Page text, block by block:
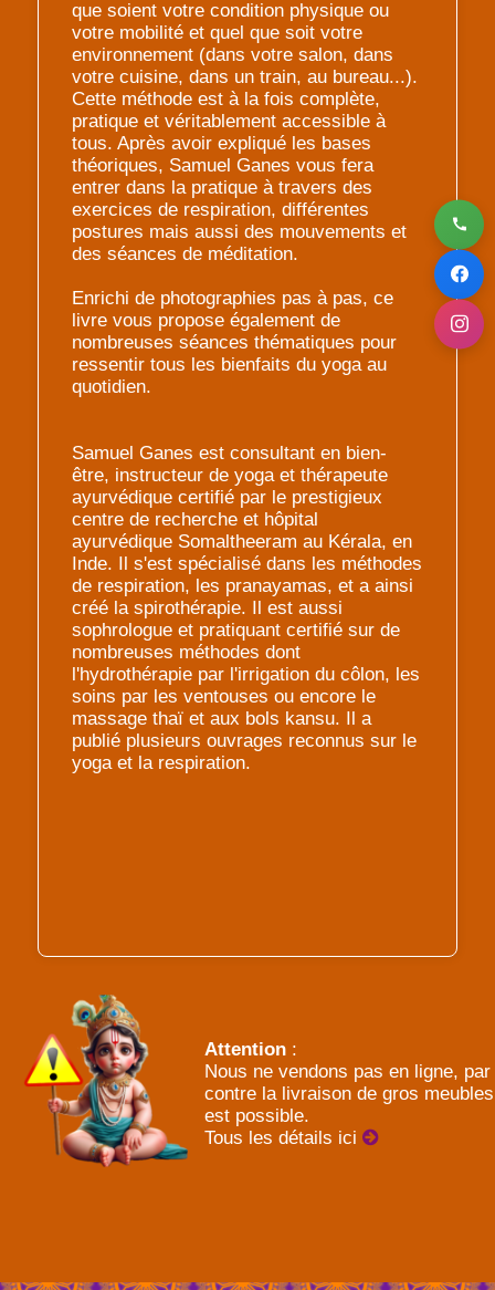
que soient votre condition physique ou
votre mobilité et quel que soit votre
environnement (dans votre salon, dans
votre cuisine, dans un train, au bureau...).
Cette méthode est à la fois complète,
pratique et véritablement accessible à
tous. Après avoir expliqué les bases
théoriques, Samuel Ganes vous fera
entrer dans la pratique à travers des
exercices de respiration, différentes
postures mais aussi des mouvements et
des séances de méditation.
Enrichi de photographies pas à pas, ce
livre vous propose également de
nombreuses séances thématiques pour
ressentir tous les bienfaits du yoga au
quotidien.
Samuel Ganes est consultant en bien-
être, instructeur de yoga et thérapeute
ayurvédique certifié par le prestigieux
centre de recherche et hôpital
ayurvédique Somaltheeram au Kérala, en
Inde. Il s'est spécialisé dans les méthodes
de respiration, les pranayamas, et a ainsi
créé la spirothérapie. Il est aussi
sophrologue et pratiquant certifié sur de
nombreuses méthodes dont
l'hydrothérapie par l'irrigation du côlon, les
soins par les ventouses ou encore le
massage thaï et aux bols kansu. Il a
publié plusieurs ouvrages reconnus sur le
yoga et la respiration.
Attention :
Nous ne vendons pas en ligne, par
contre la livraison de gros meubles
est possible.
Tous les détails ici